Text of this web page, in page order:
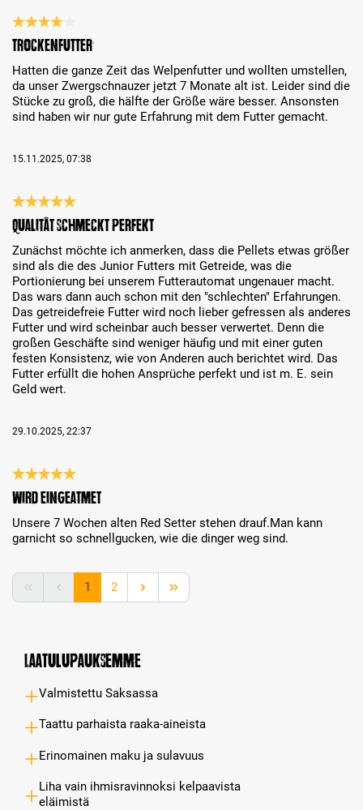
Review with rating of 4 out of 5 stars
Trockenfutter
Hatten die ganze Zeit das Welpenfutter und wollten umstellen,
da unser Zwergschnauzer jetzt 7 Monate alt ist. Leider sind die
Stücke zu groß, die hälfte der Größe wäre besser. Ansonsten
sind haben wir nur gute Erfahrung mit dem Futter gemacht.
15.11.2025, 07:38
Review with rating of 5 out of 5 stars
Qualität schmeckt perfekt
Zunächst möchte ich anmerken, dass die Pellets etwas größer
sind als die des Junior Futters mit Getreide, was die
Portionierung bei unserem Futterautomat ungenauer macht.
Das wars dann auch schon mit den "schlechten" Erfahrungen.
Das getreidefreie Futter wird noch lieber gefressen als anderes
Futter und wird scheinbar auch besser verwertet. Denn die
großen Geschäfte sind weniger häufig und mit einer guten
festen Konsistenz, wie von Anderen auch berichtet wird. Das
Futter erfüllt die hohen Ansprüche perfekt und ist m. E. sein
Geld wert.
29.10.2025, 22:37
Review with rating of 5 out of 5 stars
Wird eingeatmet
Unsere 7 Wochen alten Red Setter stehen drauf.Man kann
garnicht so schnellgucken, wie die dinger weg sind.
Page
1 Page
2
Laatulupauksemme
Valmistettu Saksassa
Taattu parhaista raaka-aineista
Erinomainen maku ja sulavuus
Liha vain ihmisravinnoksi kelpaavista
eläimistä